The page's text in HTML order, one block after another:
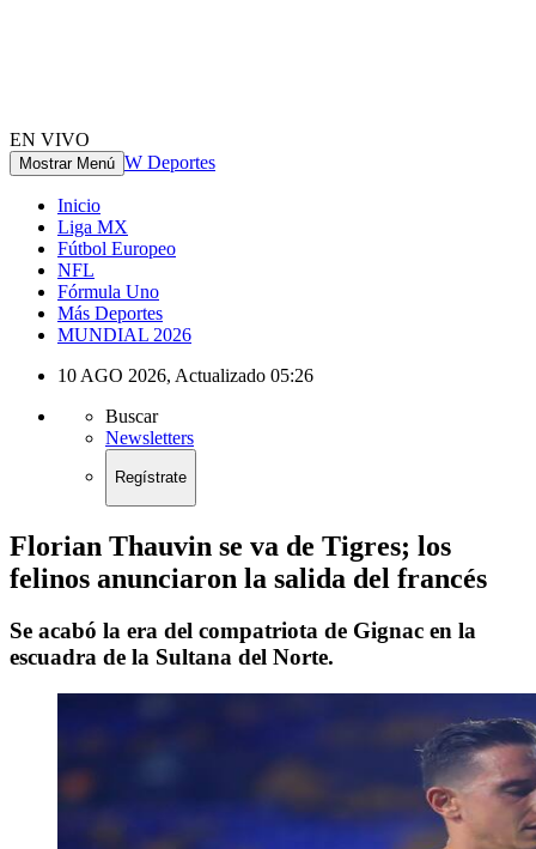
EN VIVO
Mostrar Menú W Deportes
Inicio
Liga MX
Fútbol Europeo
NFL
Fórmula Uno
Más Deportes
MUNDIAL 2026
10 AGO 2026, Actualizado 05:26
Buscar
Newsletters
Regístrate
Florian Thauvin se va de Tigres; los
felinos anunciaron la salida del francés
Se acabó la era del compatriota de Gignac en la
escuadra de la Sultana del Norte.